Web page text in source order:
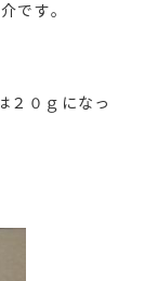
です。
２０ｇになっ